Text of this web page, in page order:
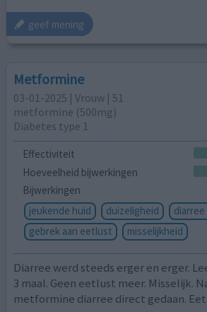
geef mening
Metformine
03-01-2025 | Vrouw | 51
metformine (500mg)
Diabetes type 1
Effectiviteit
Hoeveelheid bijwerkingen
Bijwerkingen
jeukende huid
duizeligheid
diarree
gebrek aan eetlust
misselijkheid
Diarree werd steeds erger en erger.
3 maal. Geen eetlust meer. Misselijk.
metformine diarree direct gedaan.